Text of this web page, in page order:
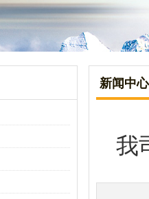
新闻中心
我